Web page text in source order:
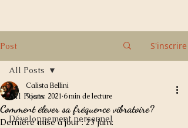
Post S'inscrire
All Posts
Développement personnel
All Posts
Comment élever sa fréquence vibratoire?
Calista Bellini
9 janv. 2021 6 min de lecture
Dernière mise à jour :23 janv.